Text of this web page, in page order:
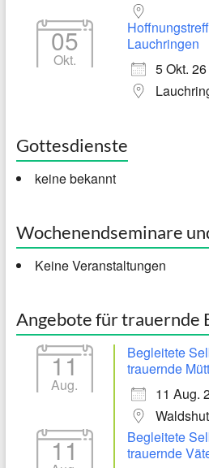
05
Okt.
Lauchringen
5 Okt. 26
Gottesdienste
keine bekannt
Wochenendseminare
Keine Veranstaltungen
Angebote für trauernde
11
Aug.
Begleitete
trauernde
11 Aug.
11
Begleitete
trauernde